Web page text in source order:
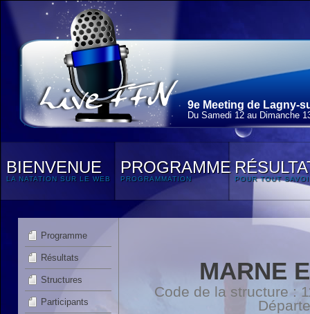
9e Meeting de Lagny-
Du Samedi 12 au Dimanche
BIENVENUE
LA NATATION SUR LE WEB
PROGRAMME
PROGRAMMATION POUR TOUT
Programme
Résultats
Structures
Participants
MARNE
Code de la structure :